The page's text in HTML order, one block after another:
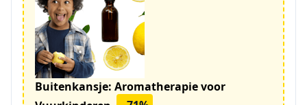
Buitenkansje: Aromatherapie voor